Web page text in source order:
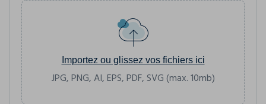
Importez ou glissez vos fichiers ici
JPG, PNG, AI, EPS, PDF, SVG (max. 10mb)